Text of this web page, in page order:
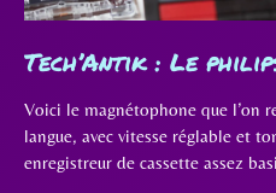
Tech’Antik : Le
Voici le magnétophone que l’on
langue, avec vitesse réglable et
enregistreur de cassette assez